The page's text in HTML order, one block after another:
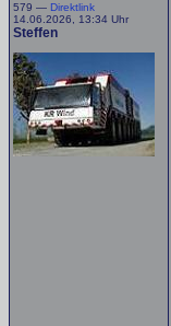
579 — Direktlink
14.06.2026, 13:34 Uhr
Steffen